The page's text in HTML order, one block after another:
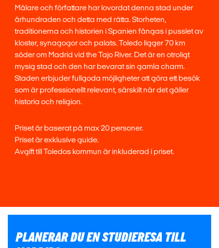
Målare och författare har lovordat denna stad under
århundraden och detta med rätta. Storheten,
traditionerna och historien i Spanien fångas i pusslet av
kloster, synagogor och palats. Toledo ligger 70 km
söder om Madrid vid the Tajo River. Det är en otroligt
mysig stad och den har bevarat sin gamla charm.
Staden erbjuder fullgoda möjligheter att göra ett besök
som är professionellt relevant, särskilt när det gäller
historia och religion.
Priset är baserat på max 20 personer.
Priset är exklusive guide.
Avgift till Toledos kommun är inkluderad i priset.
PLANERAR DU EN STUDIERESA TILL